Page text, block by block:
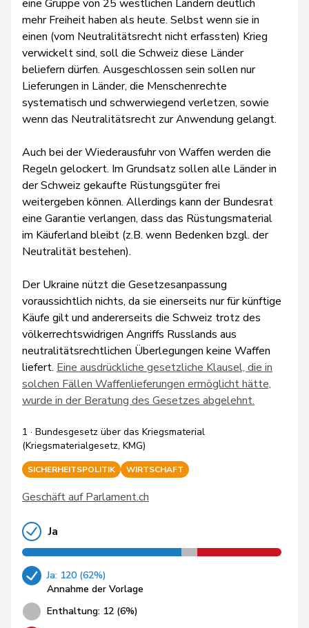
eine Gruppe von 25 westlichen Ländern deutlich
mehr Freiheit haben als heute. Selbst wenn sie in
einen (vom Neutralitätsrecht nicht erfassten) Krieg
verwickelt sind, soll die Schweiz diese Länder
beliefern dürfen. Ausgeschlossen sein sollen nur
Lieferungen in Länder, die Menschenrechte
systematisch und schwerwiegend verletzen, sowie
wenn das Neutralitätsrecht zur Anwendung gelangt.
Auch bei der Wiederausfuhr von Waffen werden die
Regeln gelockert. Im Grundsatz sollen alle Länder in
der Schweiz gekaufte Rüstungsgüter frei
weitergeben können. Allerdings kann der Bundesrat
eine Garantie verlangen, dass das Rüstungsmaterial
im Käuferland bleibt (z.B. wenn Bedenken bzgl. der
Neutralität bestehen).
Der Ukraine nützt die Gesetzesanpassung
voraussichtlich nichts, da sie einerseits nur für künftige
Käufe gilt und andererseits die Schweiz trotz des
völkerrechtswidrigen Angriffs Russlands aus
neutralitätsrechtlichen Überlegungen keine Waffen
liefert. Eine ausdrückliche gesetzliche Klausel, die in
solchen Fällen Waffenlieferungen ermöglicht hätte,
wurde in der Beratung des Gesetzes abgelehnt.
1 · Bundesgesetz über das Kriegsmaterial
(Kriegsmaterialgesetz, KMG)
SICHERHEITSPOLITIK WIRTSCHAFT
Geschäft auf Parlament.ch
Ja
Ja: 120 (62%)
Annahme der Vorlage
Enthaltung: 12 (6%)